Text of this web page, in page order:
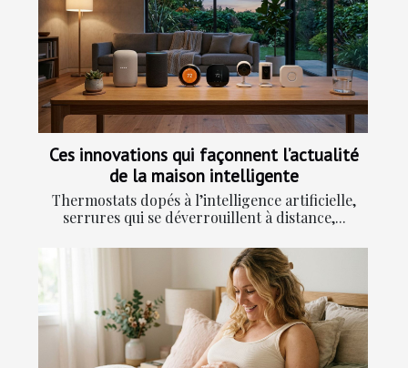
Ces innovations qui façonnent l’actualité
de la maison intelligente
Thermostats dopés à l’intelligence artificielle,
serrures qui se déverrouillent à distance,...